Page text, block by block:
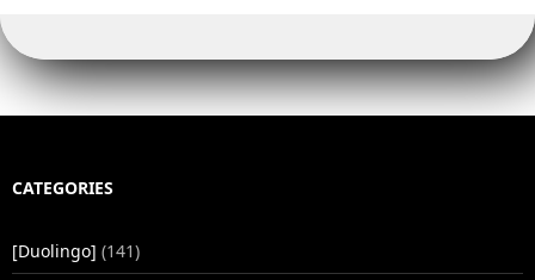
CATEGORIES
[Duolingo] (141)